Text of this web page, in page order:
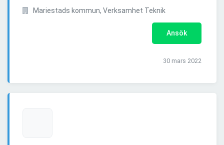
Mariestads kommun, Verksamhet Teknik
Ansök
30 mars 2022